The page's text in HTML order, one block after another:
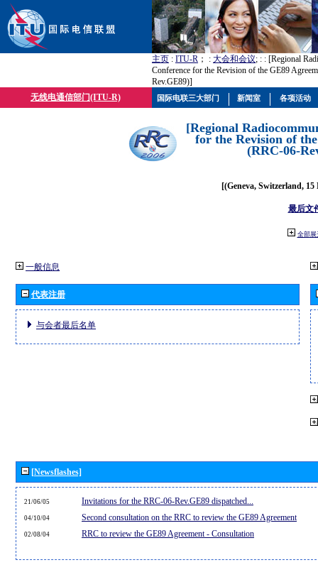
主页 : ITU-R ； : 大会和会议; : : [Regional
Conference for the Revision of the GE89
Rev.GE89)]
无线电通信部门(ITU-R)
[Regional
for the Revision of
(RRC-06-
[(Geneva, Switzerland, 15
最后文
全部展
一般信息
代表注册
与会者最后名单
[Newsflashes]
21/06/05 Invitations for the RRC-06-Rev.GE89 dispatched...
04/10/04 Second consultation on the RRC to review the GE89 Agreement
02/08/04 RRC to review the GE89 Agreement - Consultation
国际电联三大部门 新闻室 各项活动